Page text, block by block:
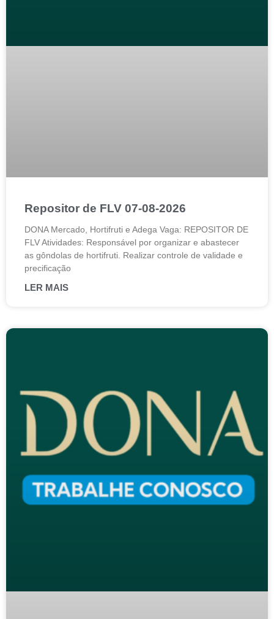
Repositor de FLV 07-08-2026
DONA Mercado, Hortifruti e Adega Vaga: REPOSITOR DE
FLV Atividades: Responsável por organizar e abastecer
as gôndolas de hortifruti. Realizar controle de validade e
precificação
LER MAIS